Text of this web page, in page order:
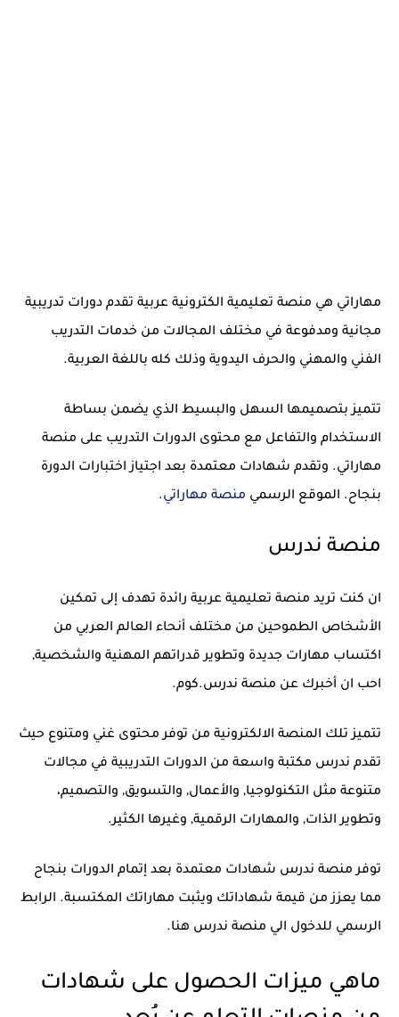
مهاراتي هي منصة تعليمية الكترونية عربية تقدم دورات تدريبية
مجانية ومدفوعة في مختلف المجالات من خدمات التدريب
الفني والمهني والحرف اليدوية وذلك كله باللغة العربية.
تتميز بتصميمها السهل والبسيط الذي يضمن بساطة
الاستخدام والتفاعل مع محتوى الدورات التدريب على منصة
مهاراتي. وتقدم شهادات معتمدة بعد اجتياز اختبارات الدورة
بنجاح. الموقع الرسمي منصة مهاراتي.
منصة ندرس
ان كنت تريد منصة تعليمية عربية رائدة تهدف إلى تمكين
الأشخاص الطموحين من مختلف أنحاء العالم العربي من
اكتساب مهارات جديدة وتطوير قدراتهم المهنية والشخصية,
احب ان أخبرك عن منصة ندرس.كوم.
تتميز تلك المنصة الالكترونية من توفر محتوى غني ومتنوع حيث
تقدم ندرس مكتبة واسعة من الدورات التدريبية في مجالات
متنوعة مثل التكنولوجيا, والأعمال, والتسويق, والتصميم،
وتطوير الذات, والمهارات الرقمية, وغيرها الكثير.
توفر منصة ندرس شهادات معتمدة بعد إتمام الدورات بنجاح
مما يعزز من قيمة شهاداتك ويثبت مهاراتك المكتسبة. الرابط
الرسمي للدخول الي منصة ندرس هنا.
ماهي ميزات الحصول على شهادات